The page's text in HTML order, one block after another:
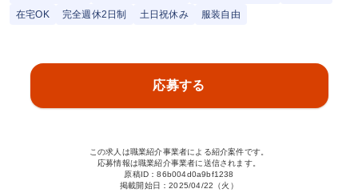
在宅OK
完全週休2日制 土日祝休み 服装自由
応募する
この求人は職業紹介事業者による紹介案件です。
応募情報は職業紹介事業者に送信されます。
原稿ID：86b004d0a9bf1238
掲載開始日：2025/04/22（火）